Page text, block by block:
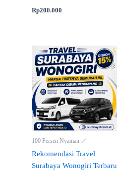
Rp200.000
100 Persen Nyaman ✅
Rekomendasi Travel
Surabaya Wonogiri Terbaru